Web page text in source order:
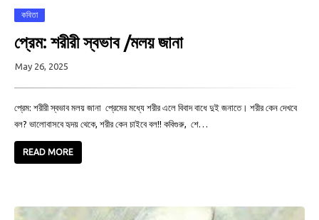
কবিতা
প্রেম: শরীরী স্বভাব /মলয় জানা
May 26, 2025
প্রেম: শরীরী স্বভাব মলয় জানা প্রেমের মধ্যে শরীর এলে বিবাদ বাধে দুই জনাতে। শরীর কেন দেখবে
বল? ভালোবাসবে হৃদয় থেকে, শরীর কেন চাইবে বল!! কবিগুরু, শে…
READ MORE